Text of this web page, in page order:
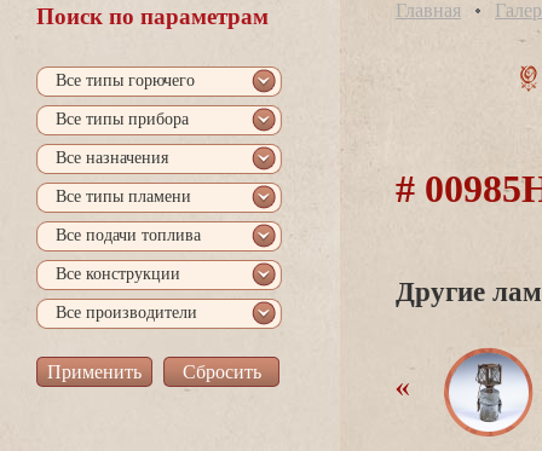
Поиск по параметрам
се типы горючего
се типы прибора
се назначения
се типы пламени
се подачи топлива
се конструкции
се производители
Главная
#
Другие